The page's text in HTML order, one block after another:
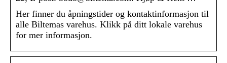
Her finner du åpningstider og kontaktinformasjon til
alle Biltemas varehus. Klikk på ditt lokale varehus
for mer informasjon.